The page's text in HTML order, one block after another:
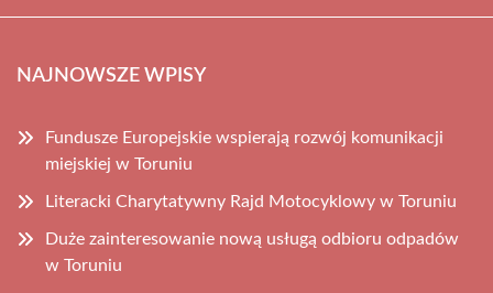
NAJNOWSZE WPISY
Fundusze Europejskie wspierają rozwój komunikacji
miejskiej w Toruniu
Literacki Charytatywny Rajd Motocyklowy w Toruniu
Duże zainteresowanie nową usługą odbioru odpadów
w Toruniu